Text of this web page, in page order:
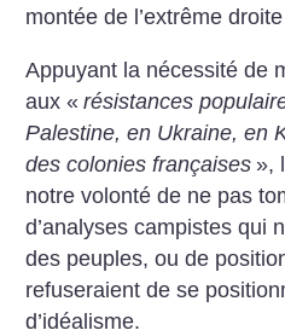
montée de l’extrême
Appuyant la nécessité de
aux « résistances
Palestine, en Ukraine, en
des colonies françaises »,
notre volonté de ne pas
d’analyses campistes qui
des peuples, ou de
refuseraient de se
d’idéalisme.